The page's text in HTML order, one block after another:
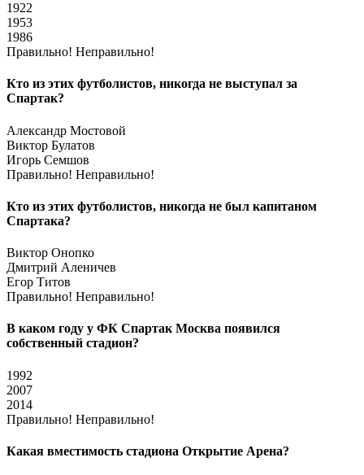
1922
1953
1986
Правильно! Неправильно!
Кто из этих футболистов, никогда не выступал за
Спартак?
Александр Мостовой
Виктор Булатов
Игорь Семшов
Правильно! Неправильно!
Кто из этих футболистов, никогда не был капитаном
Спартака?
Виктор Онопко
Дмитрий Аленичев
Егор Титов
Правильно! Неправильно!
В каком году у ФК Спартак Москва появился
собственный стадион?
1992
2007
2014
Правильно! Неправильно!
Какая вместимость стадиона Открытие Арена?